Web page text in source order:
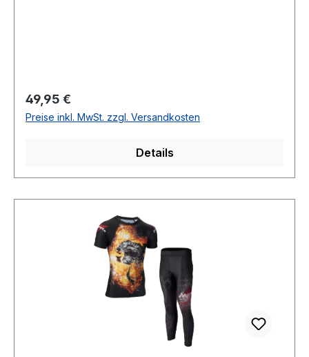
Regulärer Preis:
49,95 €
Preise inkl. MwSt. zzgl. Versandkosten
Details